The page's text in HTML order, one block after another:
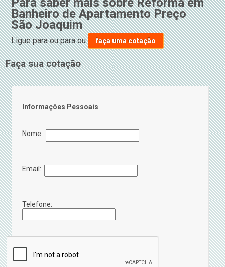
Banheiro de Apartamento Preço
São Joaquim
Ligue paraou paraou faça uma cotação
Faça sua cotação
Informações Pessoais
Nome:
Email:
Telefone: